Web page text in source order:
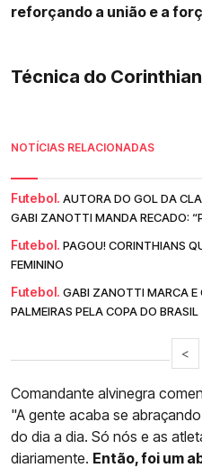
reforçando a união e a
Técnica do
NOTÍCIAS RELACIONADAS
Futebol. AUTORA DO GOL DA
GABI ZANOTTI MANDA RECADO:
Futebol. PAGOU! CORINTHIANS
FEMININO
Futebol. GABI ZANOTTI MARCA E
PALMEIRAS PELA COPA DO BRASIL
<
Comandante alvinegra
"A gente acaba se
do dia a dia. Só nós e as
diariamente. Então, foi um